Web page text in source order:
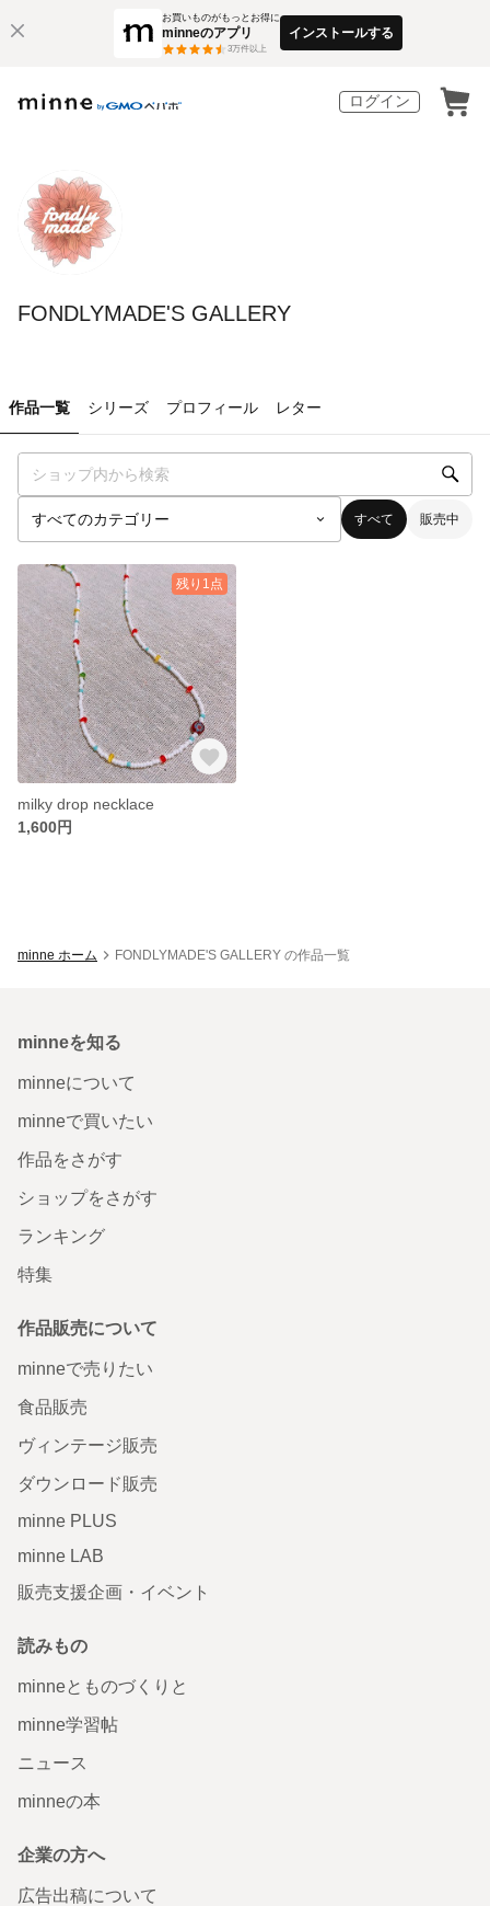
お買いものがもっとお得に
minneのアプリ
3万件以上
インストールする
ログイン
FONDLYMADE'S GALLERY
作品一覧 シリーズ プロフィール レター
すべて 販売中
残り1点
milky drop necklace
1,600円
minne ホーム FONDLYMADE'S GALLERY の作品一覧
minneを知る
minneについて
minneで買いたい
作品をさがす
ショップをさがす
ランキング
特集
作品販売について
minneで売りたい
食品販売
ヴィンテージ販売
ダウンロード販売
minne PLUS
minne LAB
販売支援企画・イベント
読みもの
minneとものづくりと
minne学習帖
ニュース
minneの本
企業の方へ
広告出稿について